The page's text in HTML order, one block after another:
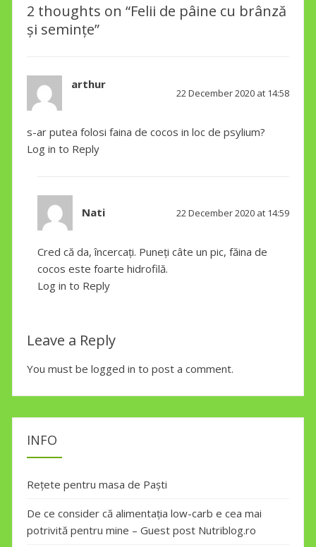
2 thoughts on “Felii de pâine cu brânză
și semințe”
arthur
22 December 2020 at 14:58
s-ar putea folosi faina de cocos in loc de psylium?
Log in to Reply
Nati 22 December 2020 at 14:59
Cred că da, încercați. Puneți câte un pic, făina de
cocos este foarte hidrofilă.
Log in to Reply
Leave a Reply
You must be logged in to post a comment.
INFO
Rețete pentru masa de Paști
De ce consider că alimentația low-carb e cea mai
potrivită pentru mine – Guest post Nutriblog.ro